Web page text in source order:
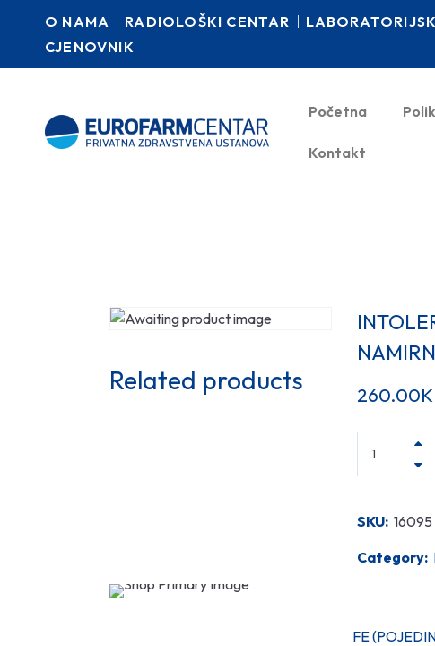
O NAMA RADIOLOŠKI CENTAR
CJENOVNIK
Početna
Kontakt
260.00
SKU: 16095
Category:
Related products
FE